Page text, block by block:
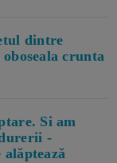
dintre
crunta
Si am
-
alăptează